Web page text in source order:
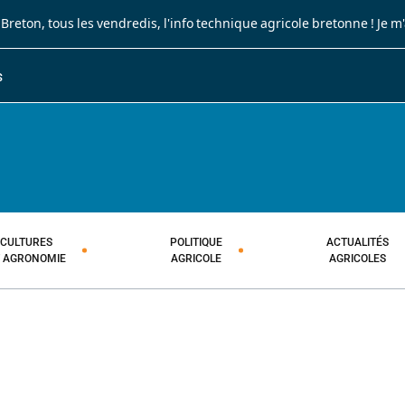
, tous les vendredis, l'info technique agricole bretonne ! Je
CULTURES
AGRONOMIE
POLITIQUE
AGRICOLE
ACTUALITÉS
AGRICOLES